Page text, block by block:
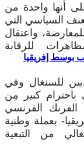
بوسط إفريقيا
أنها واحدة من
السياسي التي
واعتقال
للرقابة
للسنغال وفي
كبير مِن
الفرنسي
بعملة وطنية
من التبعية